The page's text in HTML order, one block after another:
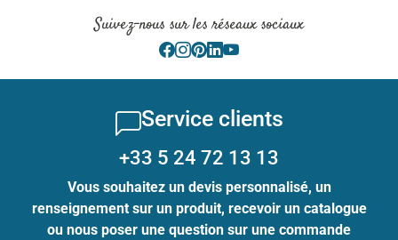
Suivez-nous sur les réseaux sociaux
Service clients
+33 5 24 72 13 13
Vous souhaitez un devis personnalisé, un
renseignement sur un produit, recevoir un catalogue
ou nous poser une question sur une commande